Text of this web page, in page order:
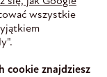
wszystkie
cookie znajdziesz